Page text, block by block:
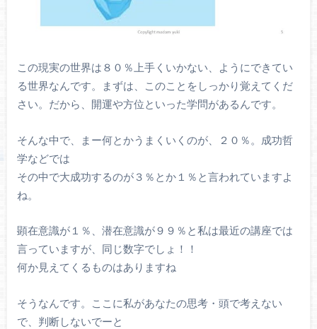
この現実の世界は８０％上手くいかない、ようにできてい
る世界なんです。まずは、このことをしっかり覚えてくだ
さい。だから、開運や方位といった学問があるんです。
そんな中で、まー何とかうまくいくのが、２０％。成功哲
学などでは
その中で大成功するのが３％とか１％と言われていますよ
ね。
顕在意識が１％、潜在意識が９９％と私は最近の講座では
言っていますが、同じ数字でしょ！！
何か見えてくるものはありますね
そうなんです。ここに私があなたの思考・頭で考えない
で、判断しないでーと